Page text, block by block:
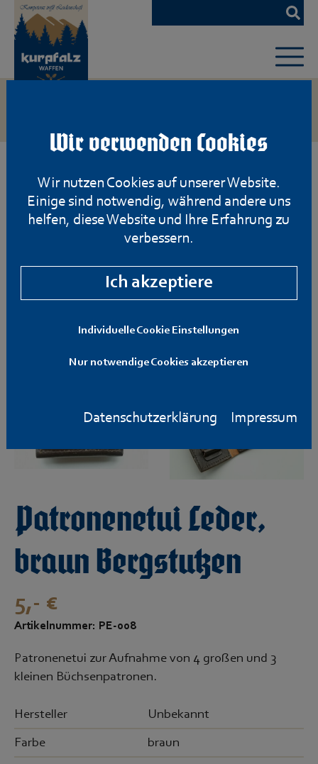
Wir verwenden Cookies
Wir nutzen Cookies auf unserer Website.
Einige sind notwendig, während andere uns
helfen, diese Website und Ihre Erfahrung zu
verbessern.
Ich akzeptiere
Individuelle Cookie Einstellungen
Nur notwendige Cookies akzeptieren
Datenschutzerklärung Impressum
Zum
Hauptinhalt
springen
Patronenetui Leder,
braun Bergstutzen
5,- €
Artikelnummer: PE-008
Patronenetui zur Aufnahme von 4 großen und 3
kleinen Büchsenpatronen.
Hersteller Unbekannt
Farbe braun